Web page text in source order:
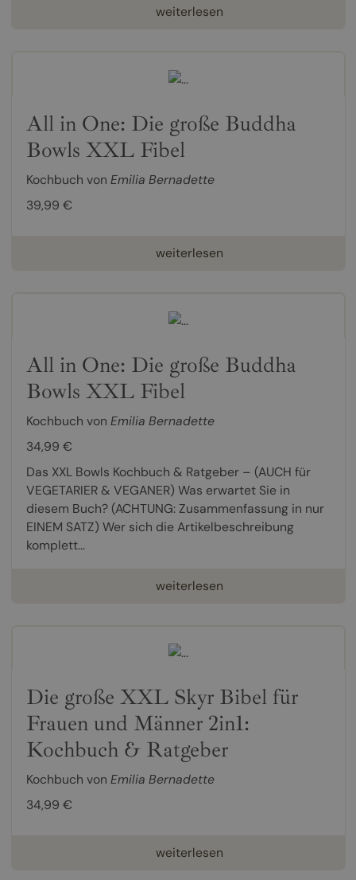
weiterlesen
All in One: Die große Buddha
Bowls XXL Fibel
Kochbuch von Emilia Bernadette
39,99 €
weiterlesen
All in One: Die große Buddha
Bowls XXL Fibel
Kochbuch von Emilia Bernadette
34,99 €
Das XXL Bowls Kochbuch & Ratgeber – (AUCH für
VEGETARIER & VEGANER) Was erwartet Sie in
diesem Buch? (ACHTUNG: Zusammenfassung in nur
EINEM SATZ) Wer sich die Artikelbeschreibung
komplett...
weiterlesen
Die große XXL Skyr Bibel für
Frauen und Männer 2in1:
Kochbuch & Ratgeber
Kochbuch von Emilia Bernadette
34,99 €
weiterlesen